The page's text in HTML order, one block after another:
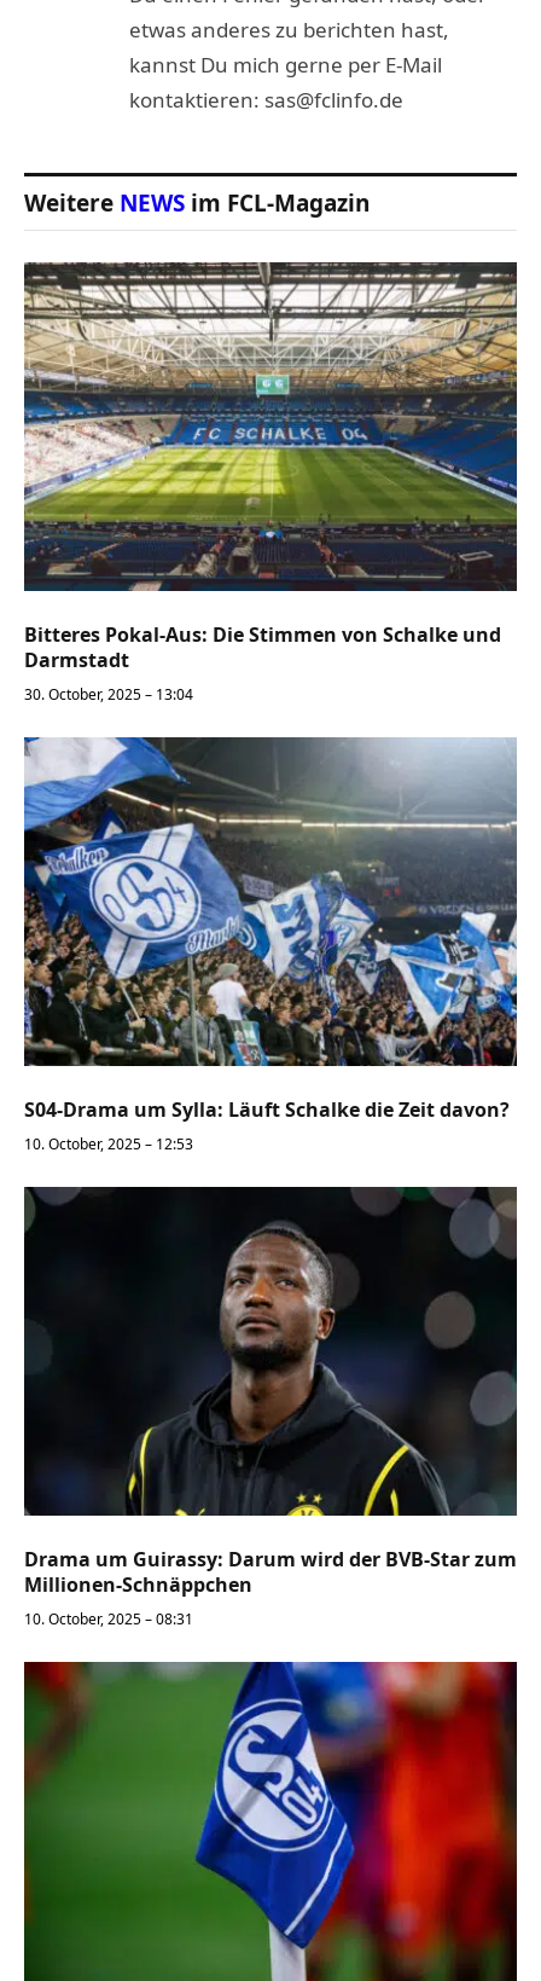
etwas anderes zu berichten hast,
kannst Du mich gerne per E-Mail
kontaktieren: sas@fclinfo.de
Weitere NEWS im FCL-Magazin
Bitteres Pokal-Aus: Die Stimmen von Schalke und
Darmstadt
30. October, 2025 – 13:04
S04-Drama um Sylla: Läuft Schalke die Zeit davon?
10. October, 2025 – 12:53
Drama um Guirassy: Darum wird der BVB-Star zum
Millionen-Schnäppchen
10. October, 2025 – 08:31